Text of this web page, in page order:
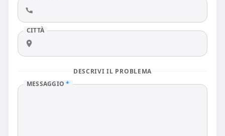
CITTÀ
DESCRIVI IL PROBLEMA
MESSAGGIO*